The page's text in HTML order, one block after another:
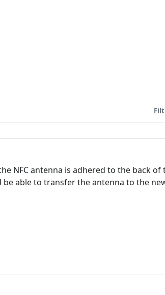
NFC antenna is adhered to the back of
able to transfer the antenna to the